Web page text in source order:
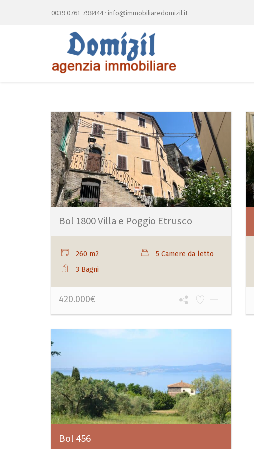
0039 0761 798444· info@immobiliaredomizil.it
Bol 1800 Villa e Poggio Etrusco
260 m2
5 Camere da letto
3 Bagni
420.000€
Bol 456